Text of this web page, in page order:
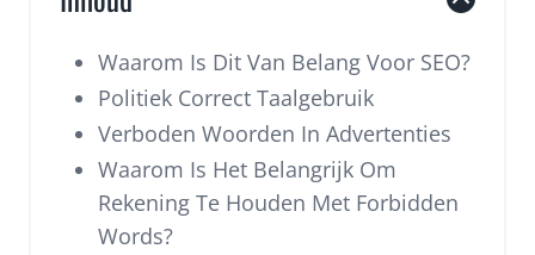
Waarom Is Dit Van Belang Voor SEO?
Politiek Correct Taalgebruik
Verboden Woorden In Advertenties
Waarom Is Het Belangrijk Om
Rekening Te Houden Met Forbidden
Words?